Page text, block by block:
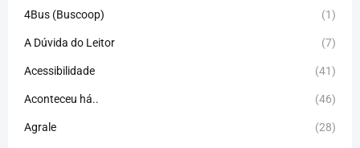
4Bus (Buscoop) (1)
A Dúvida do Leitor (7)
Acessibilidade (41)
Aconteceu há.. (46)
Agrale (28)